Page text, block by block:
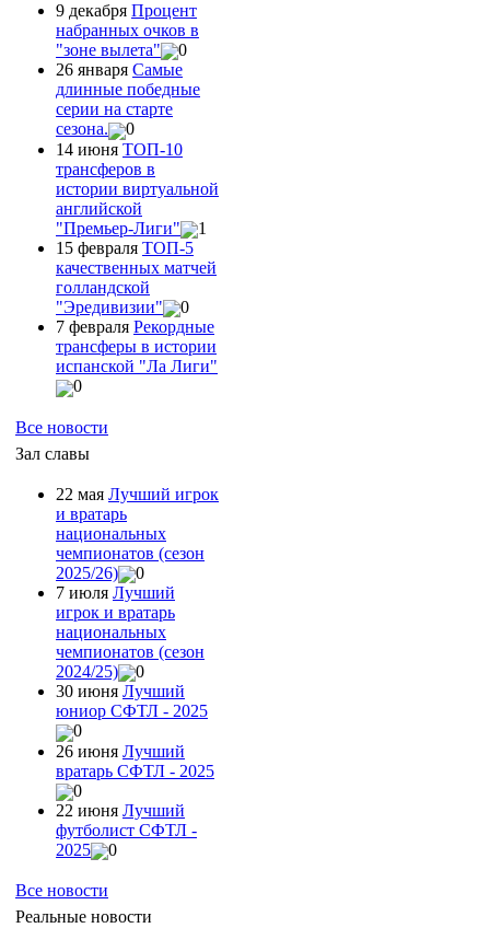
9 декабря Процент
набранных очков в
"зоне вылета"
0
26 января Самые
длинные победные
серии на старте
сезона.
0
14 июня ТОП-10
трансферов в
истории виртуальной
английской
"Премьер-Лиги"
1
15 февраля ТОП-5
качественных матчей
голландской
"Эредивизии"
0
7 февраля Рекордные
трансферы в истории
испанской "Ла Лиги"
0
Все новости
Зал славы
22 мая Лучший игрок
и вратарь
национальных
чемпионатов (сезон
2025/26)
0
7 июля Лучший
игрок и вратарь
национальных
чемпионатов (сезон
2024/25)
0
30 июня Лучший
юниор СФТЛ - 2025
0
26 июня Лучший
вратарь СФТЛ - 2025
0
22 июня Лучший
футболист СФТЛ -
2025
0
Все новости
Реальные новости